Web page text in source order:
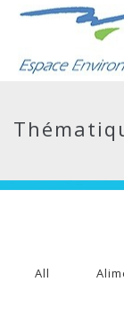
All